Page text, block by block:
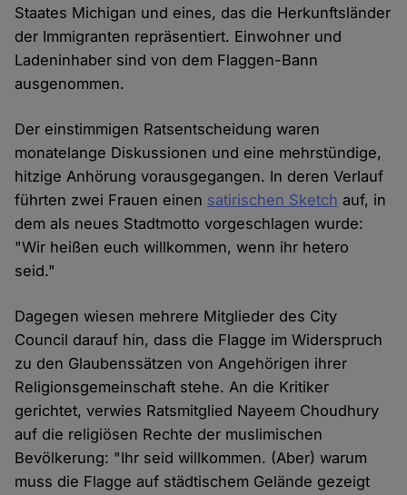
Staates Michigan und eines, das die Herkunftsländer
der Immigranten repräsentiert. Einwohner und
Ladeninhaber sind von dem Flaggen-Bann
ausgenommen.
Der einstimmigen Ratsentscheidung waren
monatelange Diskussionen und eine mehrstündige,
hitzige Anhörung vorausgegangen. In deren Verlauf
führten zwei Frauen einen satirischen Sketch auf, in
dem als neues Stadtmotto vorgeschlagen wurde:
"Wir heißen euch willkommen, wenn ihr hetero
seid."
Dagegen wiesen mehrere Mitglieder des City
Council darauf hin, dass die Flagge im Widerspruch
zu den Glaubenssätzen von Angehörigen ihrer
Religionsgemeinschaft stehe. An die Kritiker
gerichtet, verwies Ratsmitglied Nayeem Choudhury
auf die religiösen Rechte der muslimischen
Bevölkerung: "Ihr seid willkommen. (Aber) warum
muss die Flagge auf städtischem Gelände gezeigt